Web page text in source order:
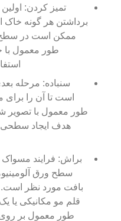
تمیز کردن:
برداشتن هر گونه
ممکن است در سطح
طور معمول با
سنباده: مرحله
است تا آن را برای
طور معمول با تصویر
هدف ایجاد سطحی
براش: فرایند
سطح ورق
بافت مورد نظر است.
قلم مو مکانیکی یا
طور معمول بر